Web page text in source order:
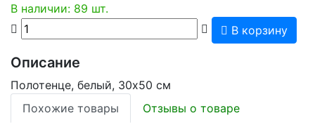
В наличии: 89 шт.
В корзину
Описание
Полотенце, белый, 30x50 см
Похожие товары
Отзывы о товаре